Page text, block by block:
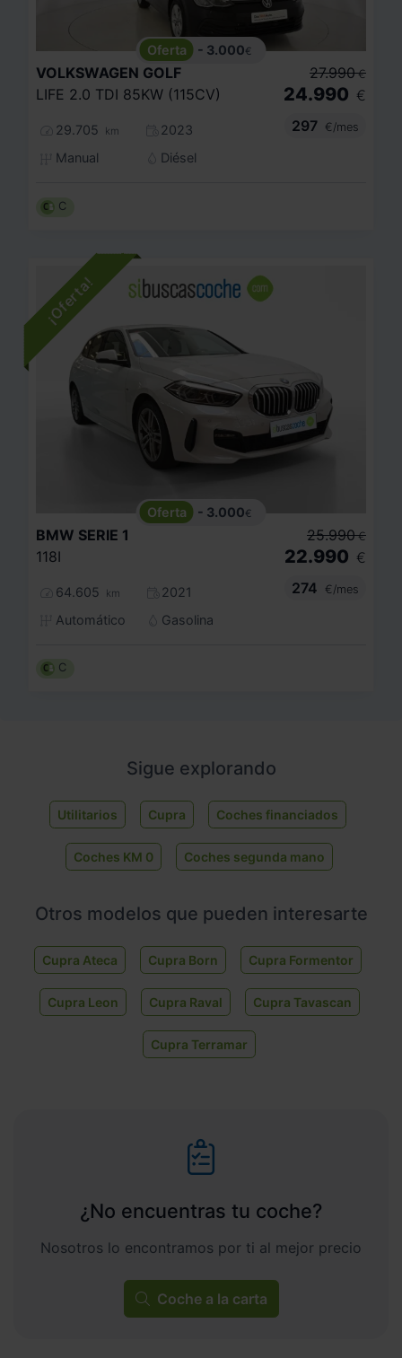
- 3.000€
VOLKSWAGEN GOLF
LIFE 2.0 TDI 85KW (115CV)
29.705 km
2023
Manual
Diésel
27.990 €
24.990 €
297
€/mes
C
- 3.000€
BMW SERIE 1
118I
64.605 km
2021
Automático
Gasolina
25.990 €
22.990 €
274
€/mes
C
Sigue explorando
Utilitarios Cupra Coches financiados
Coches KM 0 Coches segunda mano
Otros modelos que pueden interesarte
Cupra Ateca Cupra Born Cupra Formentor
Cupra Leon Cupra Raval Cupra Tavascan
Cupra Terramar
¿No encuentras tu coche?
Nosotros lo encontramos por ti al mejor precio
Coche a la carta